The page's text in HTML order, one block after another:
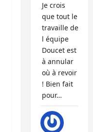
Je crois
que tout le
travaille de
l équipe
Doucet est
à annular
où à revoir
! Bien fait
pour…